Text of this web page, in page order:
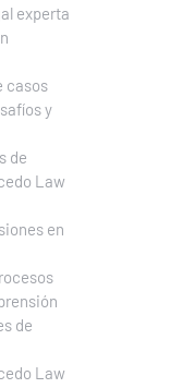
experta
casos
y
de
Law
en
de
Law